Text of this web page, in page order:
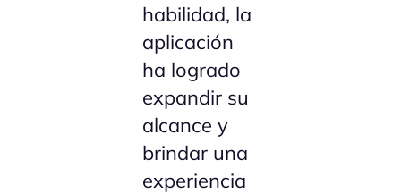
habilidad, la
aplicación
ha logrado
expandir su
alcance y
brindar una
experiencia